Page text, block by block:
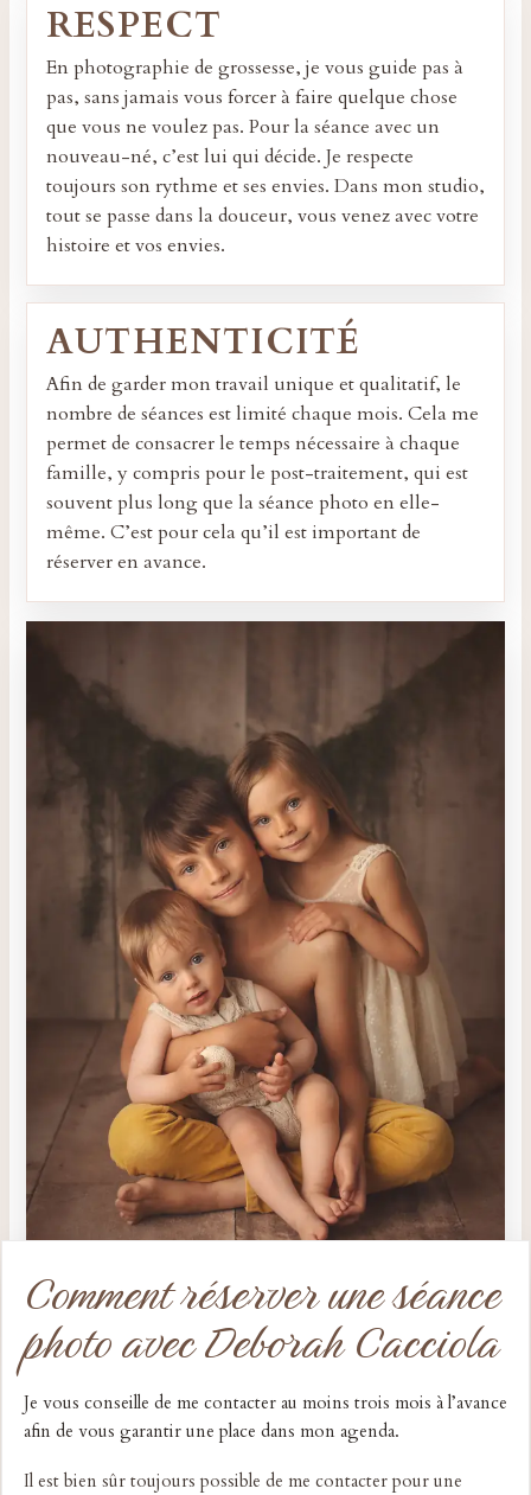
RESPECT
En photographie de grossesse, je vous guide pas à
pas, sans jamais vous forcer à faire quelque chose
que vous ne voulez pas. Pour la séance avec un
nouveau-né, c’est lui qui décide. Je respecte
toujours son rythme et ses envies. Dans mon studio,
tout se passe dans la douceur, vous venez avec votre
histoire et vos envies.
AUTHENTICITÉ
Afin de garder mon travail unique et qualitatif, le
nombre de séances est limité chaque mois. Cela me
permet de consacrer le temps nécessaire à chaque
famille, y compris pour le post-traitement, qui est
souvent plus long que la séance photo en elle-
même. C’est pour cela qu’il est important de
réserver en avance.
Comment réserver une séance
photo avec Deborah Cacciola
Je vous conseille de me contacter au moins trois mois à l’avance
afin de vous garantir une place dans mon agenda.
Il est bien sûr toujours possible de me contacter pour une